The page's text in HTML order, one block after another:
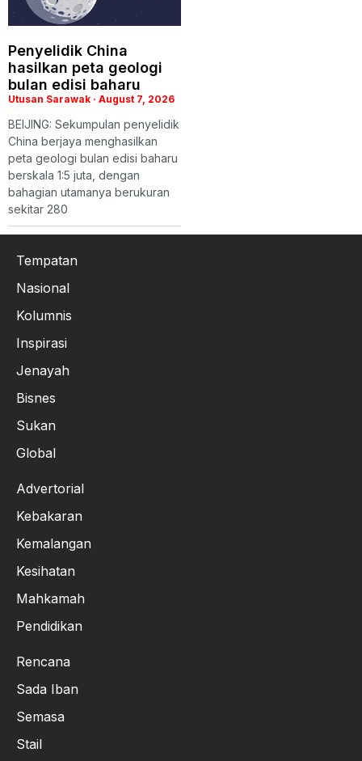
Penyelidik China
hasilkan peta geologi
bulan edisi baharu
Utusan Sarawak August 7, 2026
BEIJING: Sekumpulan penyelidik
China berjaya menghasilkan
peta geologi bulan edisi baharu
berskala 1:5 juta, dengan
bahagian utamanya berukuran
sekitar 280
Tempatan
Nasional
Kolumnis
Inspirasi
Jenayah
Bisnes
Sukan
Global
Advertorial
Kebakaran
Kemalangan
Kesihatan
Mahkamah
Pendidikan
Rencana
Sada Iban
Semasa
Stail